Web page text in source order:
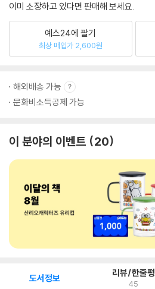
이미 소장하고 있다면 판매해 보세요.
예스24에 팔기
최상 매입가 2,600원
해외배송 가능
문화비소득공제 가능
이 분야의 이벤트 20
도서정보 리뷰/한줄평
45